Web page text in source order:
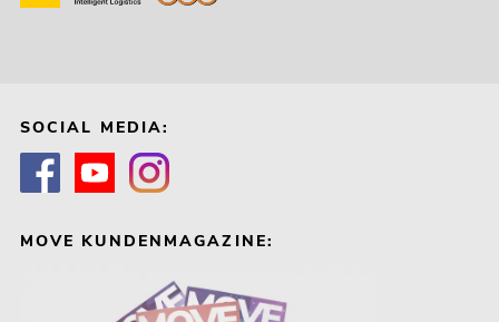
SOCIAL MEDIA:
MOVE KUNDENMAGAZINE: